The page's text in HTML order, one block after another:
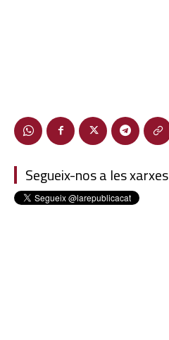
Segueix-nos a les xarxes